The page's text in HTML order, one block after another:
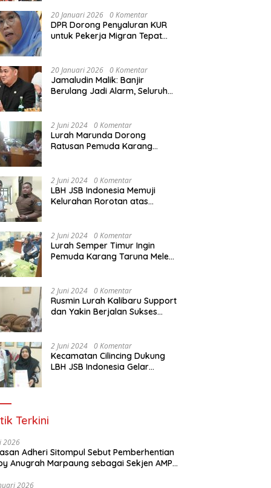
20 Januari 2026 0 Komentar
DPR Dorong Penyaluran KUR
untuk Pekerja Migran Tepat
PMI
20 Januari 2026 0 Komentar
Jamaludin Malik: Banjir
Berulang Jadi Alarm, Seluruh
2 Juni 2024 0 Komentar
Lurah Marunda Dorong
Ratusan Pemuda Karang
Paralegal Gratis Yang
Diadakan LBH JSB Indonesia
2 Juni 2024 0 Komentar
LBH JSB Indonesia Memuji
Kelurahan Rorotan atas
150 orang Pemuda Karang
Taruna di Jakarta Utara
2 Juni 2024 0 Komentar
Lurah Semper Timur Ingin
Pemuda Karang Taruna Melek
Diadakan LBH JSB Indonesia
2 Juni 2024 0 Komentar
Rusmin Lurah Kalibaru Support
dan Yakin Berjalan Sukses
Taruna di Jakarta Utara
2 Juni 2024 0 Komentar
Kecamatan Cilincing Dukung
LBH JSB Indonesia Gelar
Terkini
2026
Adheri Sitompul Sebut Pemberhentian
Anugrah Marpaung sebagai Sekjen AMPI
2026